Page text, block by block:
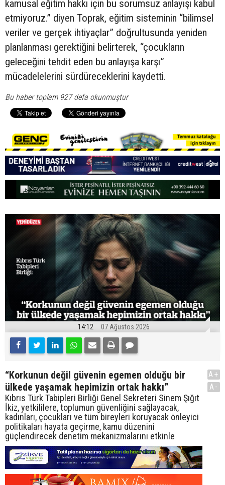
kamusal eğitim hakkı için bu sorumsuz anlayışı kabul
etmiyoruz.” diyen Toprak, eğitim sisteminin “bilimsel
veriler ve gerçek ihtiyaçlar” doğrultusunda yeniden
planlanması gerektiğini belirterek, “çocukların
geleceğini tehdit eden bu anlayışa karşı”
mücadelelerini sürdüreceklerini kaydetti.
Bu haber toplam 927 defa okunmuştur
14:12 07 Ağustos 2026
“Korkunun değil güvenin egemen olduğu bir
ülkede yaşamak hepimizin ortak hakkı”
Kıbrıs Türk Tabipleri Birliği Genel Sekreteri Sinem Şığıt
İkiz, yetkililere, toplumun güvenliğini sağlayacak,
kadınları, çocukları ve tüm bireyleri koruyacak önleyici
politikaları hayata geçirme, kamu düzenini
güçlendirecek denetim mekanizmalarını etkinle
A+
A-